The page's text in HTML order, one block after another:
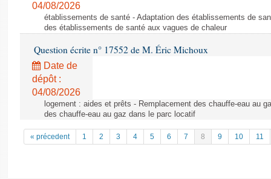
04/08/2026
établissements de santé - Adaptation des établissements de
des établissements de santé aux vagues de chaleur
Question écrite n° 17552 de M. Éric Michoux
Date de
dépôt :
04/08/2026
logement : aides et prêts - Remplacement des chauffe-eau au
des chauffe-eau au gaz dans le parc locatif
« précedent 1 2 3 4 5 6 7 8 9 10 11